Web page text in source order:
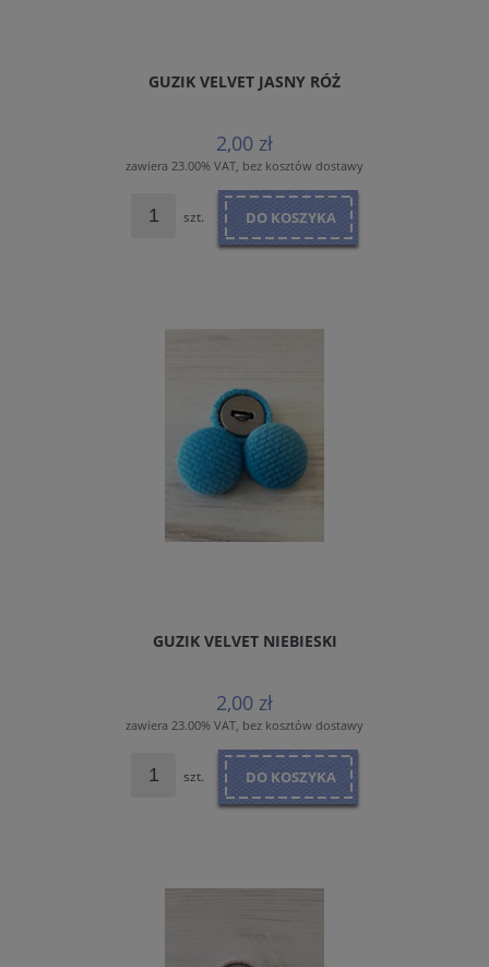
GUZIK VELVET JASNY RÓŻ
2,00 zł
zawiera 23.00% VAT, bez kosztów dostawy
szt. DO KOSZYKA
GUZIK VELVET NIEBIESKI
2,00 zł
zawiera 23.00% VAT, bez kosztów dostawy
szt. DO KOSZYKA